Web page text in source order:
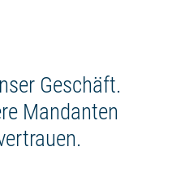
Geschäft.
Mandanten